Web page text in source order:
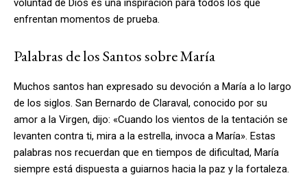
enfrentan momentos de prueba.
Palabras de los Santos sobre María
Muchos santos han expresado su devoción a María a lo largo
de los siglos. San Bernardo de Claraval, conocido por su
amor a la Virgen, dijo: «Cuando los vientos de la tentación se
levanten contra ti, mira a la estrella, invoca a María». Estas
palabras nos recuerdan que en tiempos de dificultad, María
siempre está dispuesta a guiarnos hacia la paz y la fortaleza.